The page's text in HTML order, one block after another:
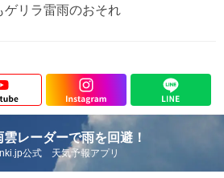
ゲリラ雷雨のおそれ
雲レーダーで雨を回避！
公式 天気予報アプリ